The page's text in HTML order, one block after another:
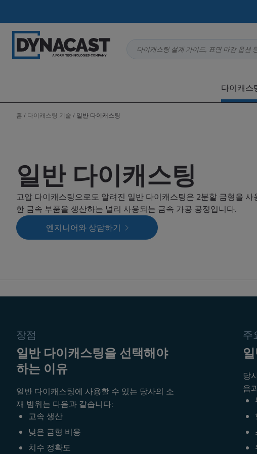
다이캐스팅 설계 가이드, 표면 마감 옵션
다이캐스
홈 / 다이캐스팅 기술 / 일반 다이캐스팅
일반 다이캐스팅
고압 다이캐스팅으로도 알려진 일반 다이캐스팅은 2분할 금형을
한 금속 부품을 생산하는 널리 사용되는 금속 가공 공정입니다.
엔지니어와 상담하기
장점
일반 다이캐스팅을 선택해야
하는 이유
일반 다이캐스팅에 사용할 수 있는 당사의 소
재 범위는 다음과 같습니다:
고속 생산
낮은 금형 비용
치수 정확도
주
당
음